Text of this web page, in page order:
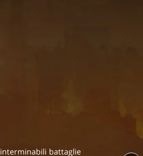
battaglie